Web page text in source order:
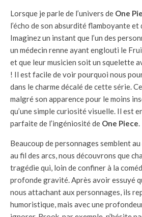
Lorsque je parle de l’univers de One
l’écho de son absurdité flamboyante et
Imaginez un instant que l’un des
un médecin renne ayant englouti le
et que leur musicien soit un squelette
! Il est facile de voir pourquoi nous
dans le charme décalé de cette série.
malgré son apparence pour le moins
qu’une simple curiosité visuelle. Il est
parfaite de l’ingéniosité de One Piece.
Beaucoup de personnages semblent
au fil des arcs, nous découvrons que
tragédie qui, loin de confiner à la
profonde gravité. Après avoir essuyé
nous attachant aux personnages, ils
humoristique, mais avec une